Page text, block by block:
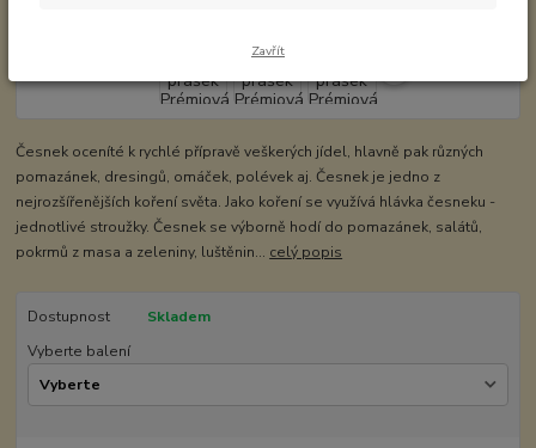
Česnek oceníté k rychlé přípravě veškerých jídel, hlavně pak různých
pomazánek, dresingů, omáček, polévek aj. Česnek je jedno z
nejrozšířenějších koření světa. Jako koření se využívá hlávka česneku -
jednotlivé stroužky. Česnek se výborně hodí do pomazánek, salátů,
pokrmů z masa a zeleniny, luštěnin... celý popis
Dostupnost
Skladem
Vyberte balení
Zavřít